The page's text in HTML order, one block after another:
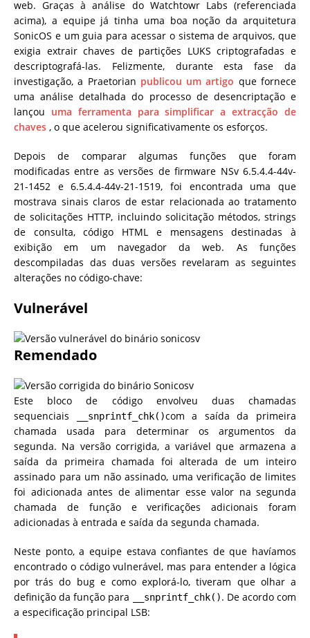
web. Graças à análise do Watchtowr Labs (referenciada
acima), a equipe já tinha uma boa noção da arquitetura
SonicOS e um guia para acessar o sistema de arquivos, que
exigia extrair chaves de partições LUKS criptografadas e
descriptografá-las. Felizmente, durante esta fase da
investigação, a Praetorian publicou um artigo que fornece
uma análise detalhada do processo de desencriptação e
lançou uma ferramenta para simplificar a extracção de
chaves , o que acelerou significativamente os esforços.
Depois de comparar algumas funções que foram
modificadas entre as versões de firmware NSv 6.5.4.4-44v-
21-1452 e 6.5.4.4-44v-21-1519, foi encontrada uma que
mostrava sinais claros de estar relacionada ao tratamento
de solicitações HTTP, incluindo solicitação métodos, strings
de consulta, código HTML e mensagens destinadas à
exibição em um navegador da web. As funções
descompiladas das duas versões revelaram as seguintes
alterações no código-chave:
Vulnerável
Remendado
Este bloco de código envolveu duas chamadas
sequenciais
__snprintf_chk()com a saída da primeira
chamada usada para determinar os argumentos da
segunda. Na versão corrigida, a variável que armazena a
saída da primeira chamada foi alterada de um inteiro
assinado para um não assinado, uma verificação de limites
foi adicionada antes de alimentar esse valor na segunda
chamada de função e verificações adicionais foram
adicionadas à entrada e saída da segunda chamada.
Neste ponto, a equipe estava confiantes de que havíamos
encontrado o código vulnerável, mas para entender a lógica
por trás do bug e como explorá-lo, tiveram que olhar a
definição da função para
__snprintf_chk(). De acordo com
a especificação principal LSB: